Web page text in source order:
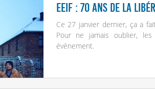
EEIF : 70 ans de la
Ce 27 janvier dernier, ça a
Pour ne jamais oublier,
événement.